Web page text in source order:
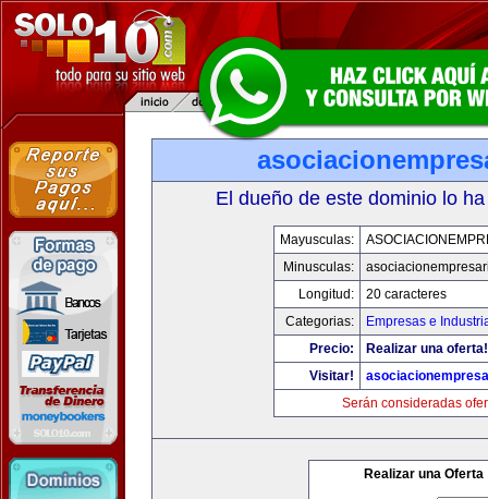
El dueño de este dominio lo
Mayusculas:
Minusculas:
Longitud:
20 caracteres
Categorias:
Empresas e
Precio:
Realizar una oferta!
Visitar!
Serán consideradas
Realizar una Oferta